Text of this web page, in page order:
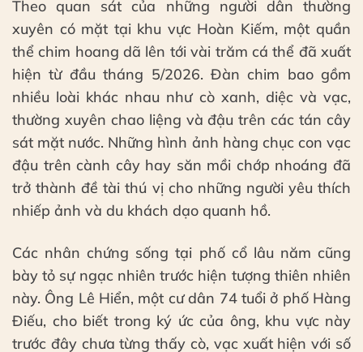
Theo quan sát của những người dân thường
xuyên có mặt tại khu vực Hoàn Kiếm, một quần
thể chim hoang dã lên tới vài trăm cá thể đã xuất
hiện từ đầu tháng 5/2026. Đàn chim bao gồm
nhiều loài khác nhau như cò xanh, diệc và vạc,
thường xuyên chao liệng và đậu trên các tán cây
sát mặt nước. Những hình ảnh hàng chục con vạc
đậu trên cành cây hay săn mồi chớp nhoáng đã
trở thành đề tài thú vị cho những người yêu thích
nhiếp ảnh và du khách dạo quanh hồ.
Các nhân chứng sống tại phố cổ lâu năm cũng
bày tỏ sự ngạc nhiên trước hiện tượng thiên nhiên
này. Ông Lê Hiển, một cư dân 74 tuổi ở phố Hàng
Điếu, cho biết trong ký ức của ông, khu vực này
trước đây chưa từng thấy cò, vạc xuất hiện với số